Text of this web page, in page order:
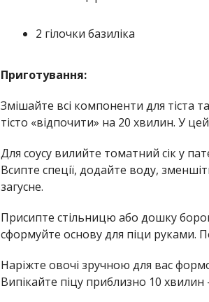
2 гілочки базиліка
Приготування:
Змішайте всі компоненти для тіста
тісто «відпочити» на 20 хвилин. У
Для соусу вилийте томатний сік у
Всипте спеції, додайте воду,
загусне.
Присипте стільницю або дошку
сформуйте основу для піци руками.
Наріжте овочі зручною для вас
Випікайте піцу приблизно 10 хвилин